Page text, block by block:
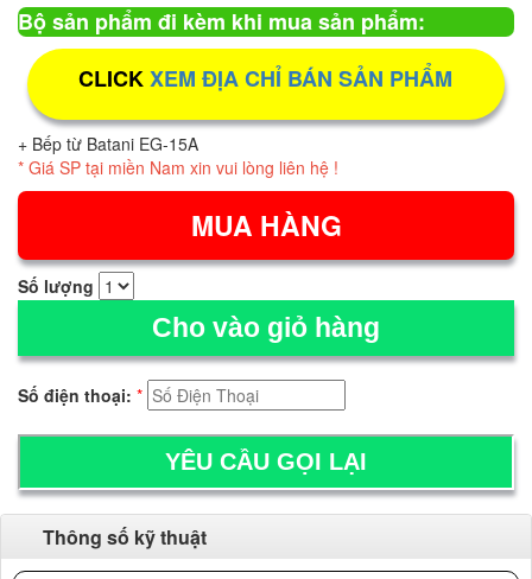
Bộ sản phẩm đi kèm khi mua sản phẩm:
CLICKXEM ĐỊA CHỈ BÁN SẢN PHẨM
+ Bếp từ Batani EG-15A
* Giá SP tại miền Nam xin vui lòng liên hệ !
Số lượng
Cho vào giỏ hàng
Số điện thoại: *
Thông số kỹ thuật